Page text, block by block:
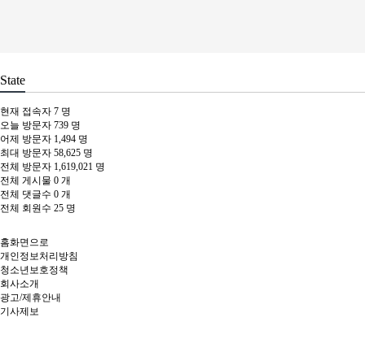
State
현재 접속자 7 명
오늘 방문자 739 명
어제 방문자 1,494 명
최대 방문자 58,625 명
전체 방문자 1,619,021 명
전체 게시물 0 개
전체 댓글수 0 개
전체 회원수 25 명
홈화면으로
개인정보처리방침
청소년보호정책
회사소개
광고/제휴안내
기사제보